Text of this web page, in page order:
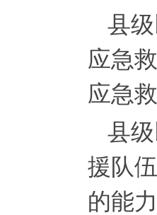
县
应急
应急
县
援队
的能